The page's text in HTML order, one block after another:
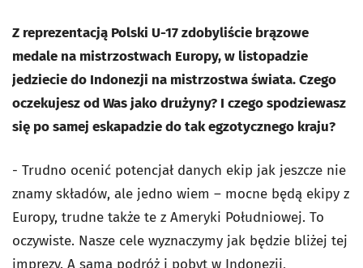
Z reprezentacją Polski U-17 zdobyliście brązowe
medale na mistrzostwach Europy, w listopadzie
jedziecie do Indonezji na mistrzostwa świata. Czego
oczekujesz od Was jako drużyny? I czego spodziewasz
się po samej eskapadzie do tak egzotycznego kraju?
- Trudno ocenić potencjał danych ekip jak jeszcze nie
znamy składów, ale jedno wiem – mocne będą ekipy z
Europy, trudne także te z Ameryki Południowej. To
oczywiste. Nasze cele wyznaczymy jak będzie bliżej tej
imprezy. A sama podróż i pobyt w Indonezji,